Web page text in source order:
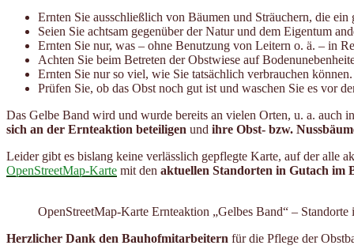
Ernten Sie ausschließlich von Bäumen und Sträuchern, die ein
Seien Sie achtsam gegenüber der Natur und dem Eigentum
Ernten Sie nur, was – ohne Benutzung von Leitern o. ä. – in
Achten Sie beim Betreten der Obstwiese auf
Ernten Sie nur so viel, wie Sie tatsächlich verbrauchen können.
Prüfen Sie, ob das Obst noch gut ist und waschen Sie es vor
Das Gelbe Band wird und wurde bereits an vielen Orten, u. a. auch
sich an der Ernteaktion beteiligen und ihre Obst- bzw.
Leider gibt es bislang keine verlässlich gepflegte Karte, auf der alle
OpenStreetMap-Karte mit den aktuellen Standorten in Gutach im
OpenStreetMap-Karte Ernteaktion „Gelbes Band“ –
Herzlicher Dank den Bauhofmitarbeitern für die Pflege der